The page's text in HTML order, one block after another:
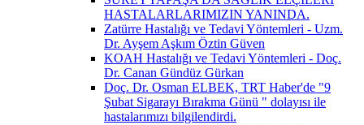
HASTALARLARIMIZIN YANINDA.
Zatürre Hastalığı ve Tedavi Yöntemleri - Uzm.
Dr. Ayşem Aşkım Öztin Güven
KOAH Hastalığı ve Tedavi Yöntemleri - Doç.
Dr. Canan Gündüz Gürkan
Doç. Dr. Osman ELBEK, TRT Haber'de "9
Şubat Sigarayı Bırakma Günü " dolayısı ile
hastalarımızı bilgilendirdi.